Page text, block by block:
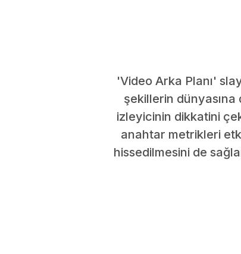
'Video Arka Planı'
şekillerin
izleyicinin dikkatini
anahtar metrikleri
hissedilmesini de